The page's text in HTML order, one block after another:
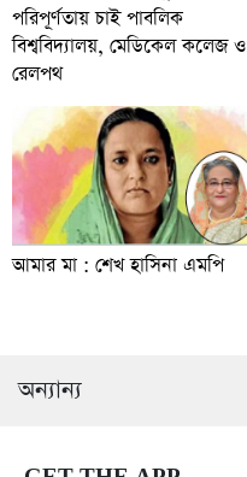
পরিপূর্ণতায় চাই পাবলিক
বিশ্ববিদ্যালয়, মেডিকেল কলেজ ও
রেলপথ
আমার মা : শেখ হাসিনা এমপি
অন্যান্য